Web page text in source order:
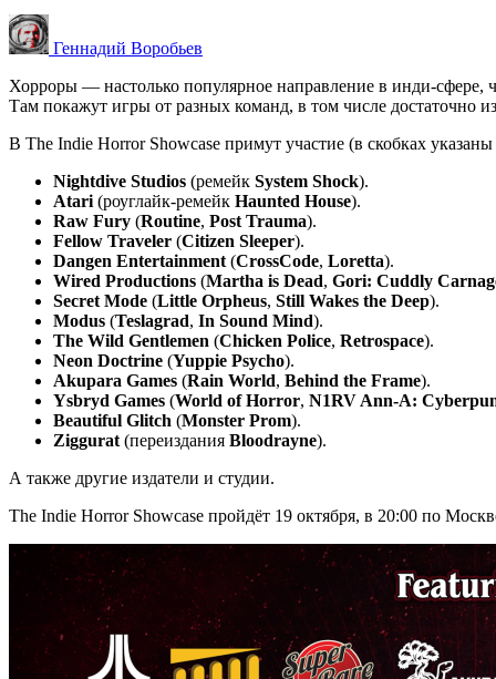
Геннадий Воробьев
Хорроры — настолько популярное направление в инди-сфере,
Там покажут игры от разных команд, в том числе достаточно
В The Indie Horror Showcase примут участие (в скобках
Nightdive Studios (ремейк System Shock).
Atari (роуглайк-ремейк Haunted House).
Raw Fury (Routine, Post Trauma).
Fellow Traveler (Citizen Sleeper).
Dangen Entertainment (CrossCode, Loretta).
Wired Productions (Martha is Dead, Gori: Cuddly
Secret Mode (Little Orpheus, Still Wakes the Deep).
Modus (Teslagrad, In Sound Mind).
The Wild Gentlemen (Chicken Police, Retrospace).
Neon Doctrine (Yuppie Psycho).
Akupara Games (Rain World, Behind the Frame).
Ysbryd Games (World of Horror, N1RV Ann-A:
Beautiful Glitch (Monster Prom).
Ziggurat (переиздания Bloodrayne).
А также другие издатели и студии.
The Indie Horror Showcase пройдёт 19 октября, в 20:00 по